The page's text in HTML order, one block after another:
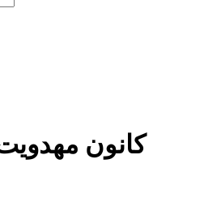
کانون